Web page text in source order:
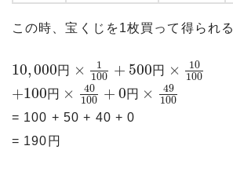
この時、宝くじを1枚買って得られる
10,000円 ×
1
100 + 500円 ×
10
100
+100円 ×
40
100 + 0円 ×
49
100
= 100 + 50 + 40 + 0
= 190円